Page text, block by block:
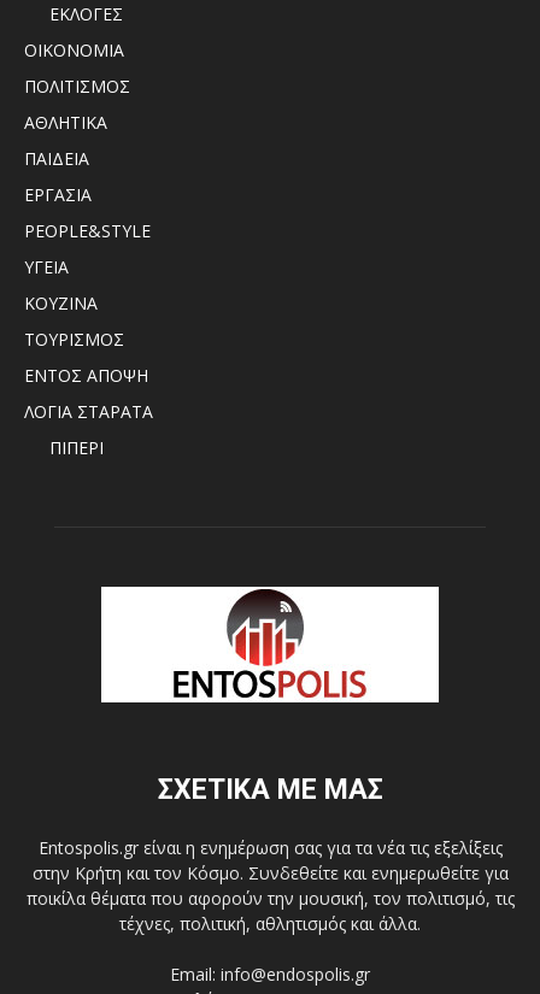
ΕΚΛΟΓΕΣ
ΟΙΚΟΝΟΜΙΑ
ΠΟΛΙΤΙΣΜΟΣ
ΑΘΛΗΤΙΚΑ
ΠΑΙΔΕΙΑ
ΕΡΓΑΣΙΑ
PEOPLE&STYLE
ΥΓΕΙΑ
ΚΟΥΖΙΝΑ
ΤΟΥΡΙΣΜΟΣ
ΕΝΤΟΣ ΑΠΟΨΗ
ΛΟΓΙΑ ΣΤΑΡΑΤΑ
ΠΙΠΕΡΙ
ΣΧΕΤΙΚΑ ΜΕ ΜΑΣ
Entospolis.gr είναι η ενημέρωση σας για τα νέα τις εξελίξεις
στην Κρήτη και τον Κόσμο. Συνδεθείτε και ενημερωθείτε για
ποικίλα θέματα που αφορούν την μουσική, τον πολιτισμό, τις
τέχνες, πολιτική, αθλητισμός και άλλα.
Email: info@endospolis.gr